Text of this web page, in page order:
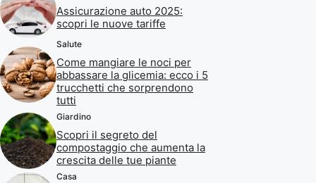
Assicurazione auto 2025:
scopri le nuove tariffe
Salute
Come mangiare le noci per
abbassare la glicemia: ecco i 5
trucchetti che sorprendono
tutti
Giardino
Scopri il segreto del
compostaggio che aumenta la
crescita delle tue piante
Casa